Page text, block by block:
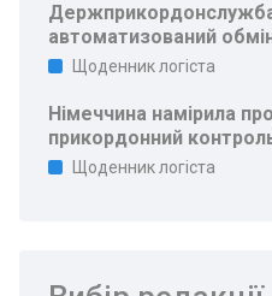
автоматизований
Щоденник логіста
Німеччина намірила
прикордонний
Щоденник логіста